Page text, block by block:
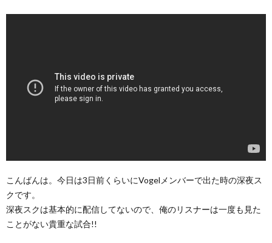
こんばんは。今日は3日前くらいにVogelメンバーで出た時の深夜ス
クです。
深夜スクは基本的に配信してないので、俺のリスナーは一度も見た
ことがない貴重な試合!!